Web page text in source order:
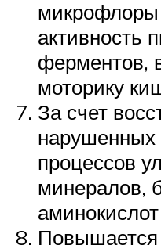
микрофлоры
активность
ферментов,
моторику
За счет
процессов
минералов,